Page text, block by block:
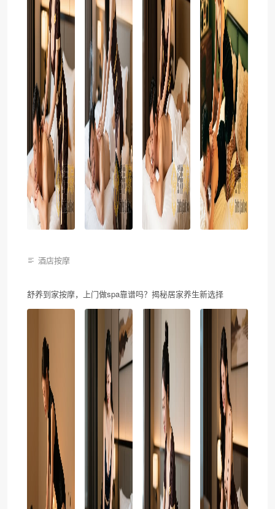
酒店按摩
舒养到家按摩，上门做spa靠谱吗？揭秘居家养生新选择